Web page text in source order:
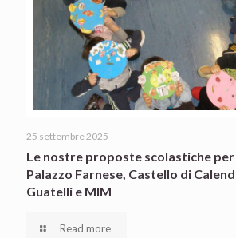
25 settembre 2025
Le nostre proposte scolastiche per
Palazzo Farnese, Castello di
Guatelli e MIM
Read more